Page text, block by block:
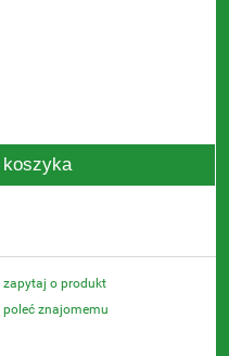
koszyka
zapytaj o produkt
poleć znajomemu